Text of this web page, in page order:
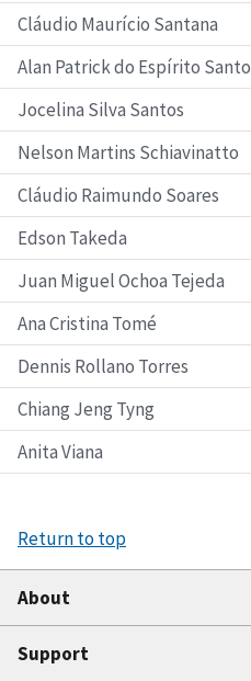
Cláudio Maurício Santana
Alan Patrick do Espírito Santo
Jocelina Silva Santos
Nelson Martins Schiavinatto
Cláudio Raimundo Soares
Edson Takeda
Juan Miguel Ochoa Tejeda
Ana Cristina Tomé
Dennis Rollano Torres
Chiang Jeng Tyng
Anita Viana
Return to top
About
Support